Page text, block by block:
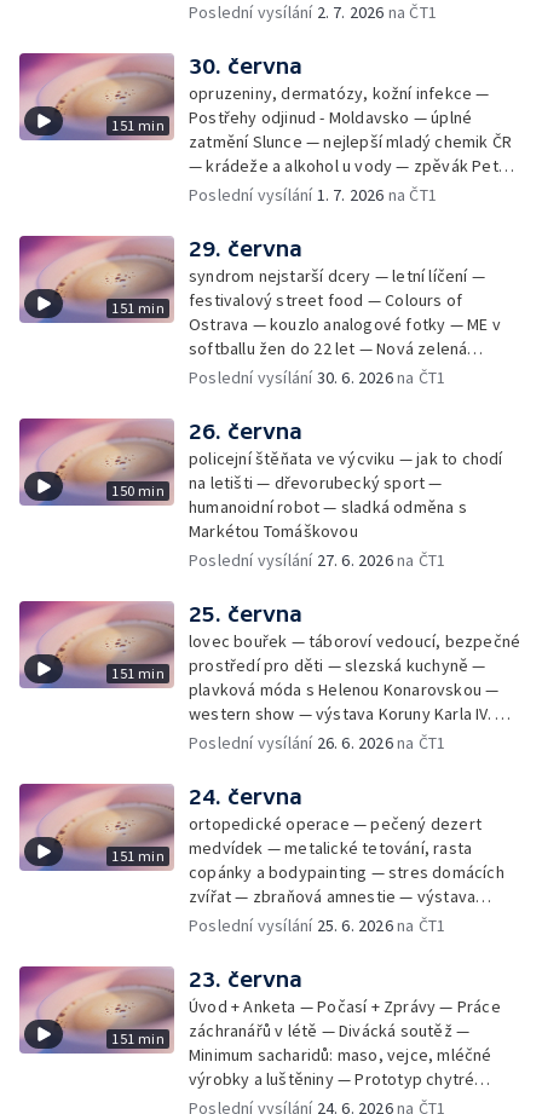
Poslední vysílání 2. 7. 2026 na ČT1
151 min
30. června
opruzeniny, dermatózy, kožní infekce —
Postřehy odjinud - Moldavsko — úplné
zatmění Slunce — nejlepší mladý chemik ČR
— krádeže a alkohol u vody — zpěvák Peter
Cmorik
Poslední vysílání1. 7. 2026 na ČT1
151 min
29. června
syndrom nejstarší dcery — letní líčení —
festivalový street food — Colours of
Ostrava — kouzlo analogové fotky — ME v
softballu žen do 22 let — Nová zelená
úsporám — Global Teacher Prize Czech
Poslední vysílání30. 6. 2026na ČT1
150 min
26. června
policejní štěňata ve výcviku — jak to chodí
na letišti — dřevorubecký sport —
humanoidní robot — sladká odměna s
Markétou Tomáškovou
Poslední vysílání 27. 6. 2026na ČT1
151 min
25. června
lovec bouřek — táboroví vedoucí, bezpečné
prostředí pro děti — slezská kuchyně —
plavková móda s Helenou Konarovskou —
western show — výstava Koruny Karla IV. —
mladý lezecký fenomén Josef Šindel
Poslední vysílání 26. 6. 2026na ČT1
151 min
24. června
ortopedické operace — pečený dezert
medvídek — metalické tetování, rasta
copánky a bodypainting — stres domácích
zvířat — zbraňová amnestie — výstava
mikrofotografií rostlin — fenomenální
Poslední vysílání 25. 6. 2026na ČT1
151 min
23. června
Úvod + Anketa — Počasí + Zprávy — Práce
záchranářů v létě — Divácká soutěž —
Minimum sacharidů: maso, vejce, mléčné
výrobky a luštěniny — Prototyp chytré
vložky do bot pro běžce — Anketa +
Poslední vysílání 24. 6. 2026na ČT1